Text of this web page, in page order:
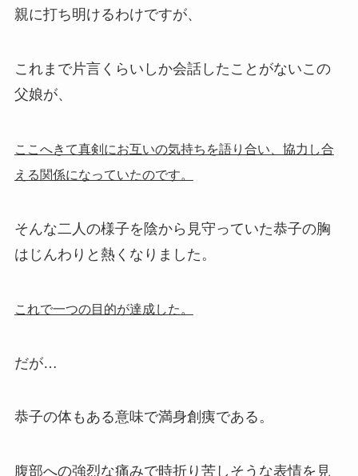
親に打ち明けるわけですが、
これまで片言くらいしか会話したことがないこの
父娘が、
ここへきて真剣にお互いの気持ちを語り合い、協力し合
える関係になっていたのです。
そんな二人の様子を陰から見守っていた恭子の胸
はじんわりと熱くなりました。
これで一つの目的が達成した。
だが…
恭子の体もある意味で満身創痍である。
腹部への強烈な痛みで時折り苦しそうな表情を見